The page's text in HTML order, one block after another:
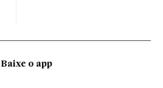
Baixe o app